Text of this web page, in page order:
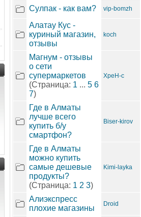
Сулпак - как вам? vip-bomzh
Алатау Кус -
куриный магазин,
отзывы
koch
Магнум - отзывы
о сети
супермаркетов
(Страница: 1 ... 5 6
7)
XpeH-c
Где в Алматы
лучше всего
купить б/у
смартфон?
Biser-kirov
Где в Алматы
можно купить
самые дешевые
продукты?
(Страница: 1 2 3)
Kimi-layka
Алиэкспресс
плохие магазины
Droid